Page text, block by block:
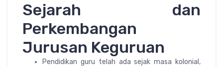
Sejarah dan
Perkembangan
Jurusan Keguruan
Pendidikan guru telah ada sejak masa kolonial,